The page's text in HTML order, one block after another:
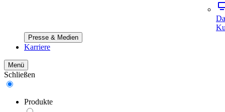
Presse & Medien
Karriere
Menü
Schließen
Produkte